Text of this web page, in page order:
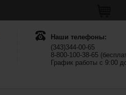
Наши телефоны:
(343)344-00-65
8-800-100-38-65
График работы с 9:00